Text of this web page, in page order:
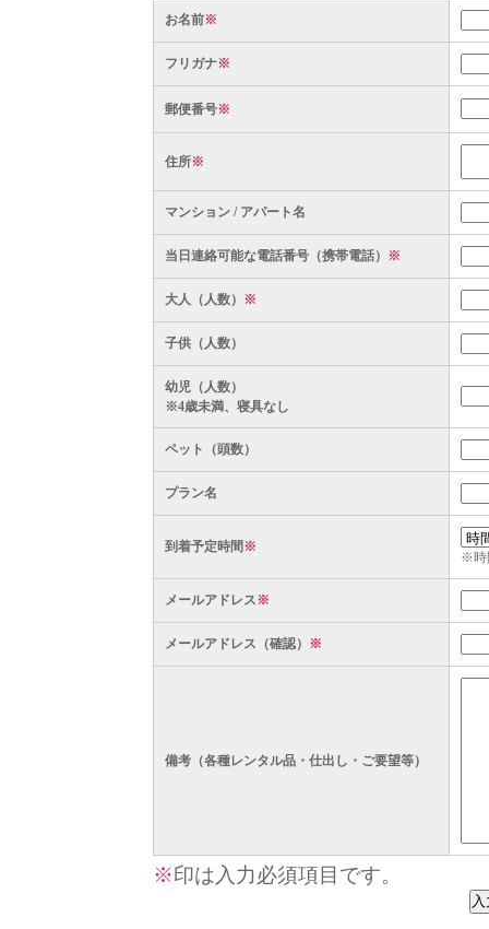
お名前※
フリガナ※
郵便番号※
住所※
マンション / アパート名
当日連絡可能な電話番号（携帯電話） ※
大人（人数） ※
子供（人数）
幼児（人数）
※4歳未満、寝具なし
ペット（頭数）
プラン名
到着予定時間※
※時
メールアドレス※
メールアドレス（確認） ※
備考（各種レンタル品・仕出し・ご要望等）
※印は入力必須項目です。